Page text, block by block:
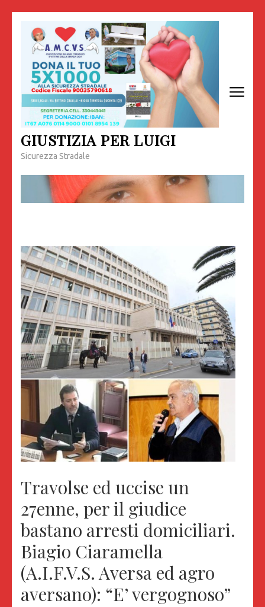
contenuto
(premi
invio)
GIUSTIZIA PER LUIGI
Sicurezza Stradale
Travolse ed uccise un
27enne, per il giudice
bastano arresti domiciliari.
Biagio Ciaramella
(A.I.F.V.S. Aversa ed agro
aversano): “E’ vergognoso”